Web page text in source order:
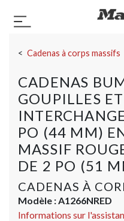
Basculer la navigation
Cadenas à corps massifs
CADENAS
GOUPILLES
PO (44 MM)
MASSIF
DE 2 PO (51
CADENAS À
Modèle :A1266NRED
Informations sur